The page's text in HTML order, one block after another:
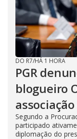
DO R7/HÁ 1 HORA
PGR
blogueiro
Segundo a
participado
diplomação do